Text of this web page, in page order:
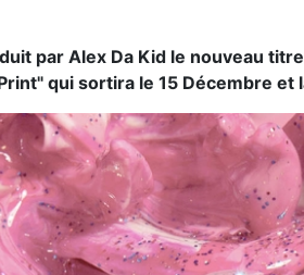
par Alex Da Kid le nouveau
qui sortira le 15 Décembre et